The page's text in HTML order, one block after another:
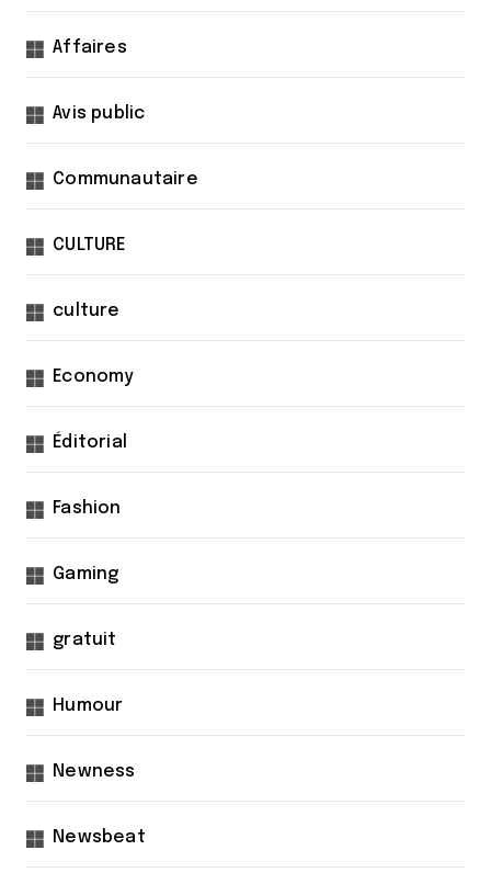
Affaires
Avis public
Communautaire
CULTURE
culture
Economy
Éditorial
Fashion
Gaming
gratuit
Humour
Newness
Newsbeat